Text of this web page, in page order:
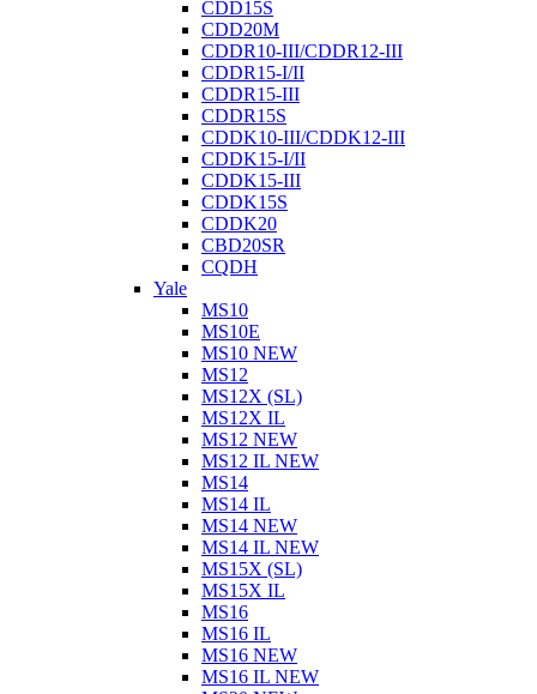
CDD15S
CDD20M
CDDR10-III/CDDR12-III
CDDR15-I/II
CDDR15-III
CDDR15S
CDDK10-III/CDDK12-III
CDDK15-I/II
CDDK15-III
CDDK15S
CDDK20
CBD20SR
CQDH
Yale
MS10
MS10E
MS10 NEW
MS12
MS12X (SL)
MS12X IL
MS12 NEW
MS12 IL NEW
MS14
MS14 IL
MS14 NEW
MS14 IL NEW
MS15X (SL)
MS15X IL
MS16
MS16 IL
MS16 NEW
MS16 IL NEW